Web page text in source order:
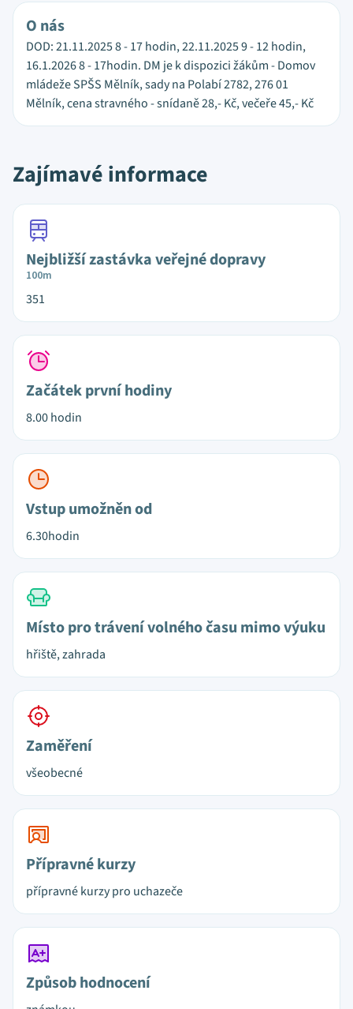
O nás
DOD: 21.11.2025 8 - 17 hodin, 22.11.2025 9 - 12 hodin,
16.1.2026 8 - 17hodin. DM je k dispozici žákům - Domov
mládeže SPŠS Mělník, sady na Polabí 2782, 276 01
Mělník, cena stravného - snídaně 28,- Kč, večeře 45,- Kč
Zajímavé informace
Nejbližší zastávka veřejné dopravy
100m
351
Začátek první hodiny
8.00 hodin
Vstup umožněn od
6.30hodin
Místo pro trávení volného času mimo výuku
hřiště, zahrada
Zaměření
všeobecné
Přípravné kurzy
přípravné kurzy pro uchazeče
Způsob hodnocení